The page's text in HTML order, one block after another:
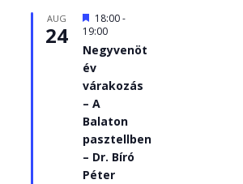
AUG
24
Kiemelt
18:00-
19:00
Negyvenöt
év
várakozás
– A
Balaton
pasztellben
– Dr. Bíró
Péter